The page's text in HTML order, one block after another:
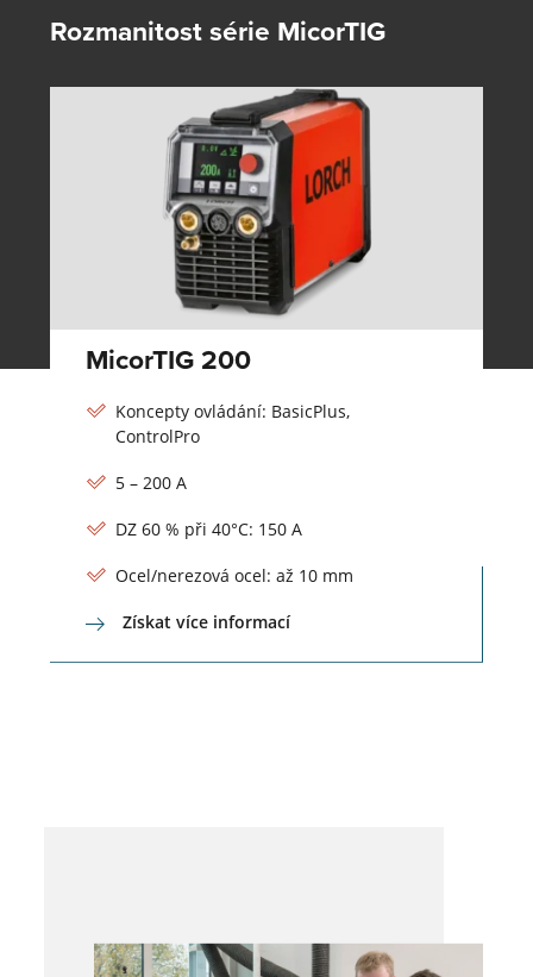
Rozmanitost série MicorTIG
MicorTIG 200
Koncepty ovládání: BasicPlus,
ControlPro
5 – 200 A
DZ 60 % při 40°C: 150 A
Ocel/nerezová ocel: až 10 mm
Získat více informací